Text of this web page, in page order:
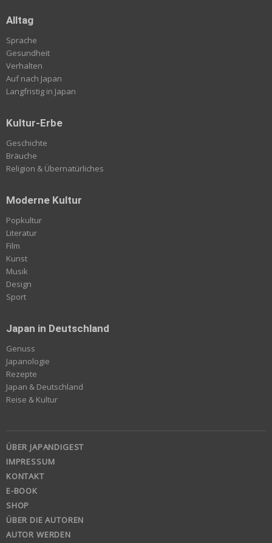
Alltag
Sprache
Gesundheit
Verhalten
Auf nach Japan
Langfristig in Japan
Kultur-Erbe
Geschichte
Bräuche
Religion & Übernatürliches
Moderne Kultur
Popkultur
Literatur
Film
Kunst
Musik
Design
Sport
Japan in Deutschland
Genuss
Japanologie
Rezepte
Japan & Deutschland
Reise & Kultur
ÜBER JAPANDIGEST
IMPRESSUM
KONTAKT
E-BOOK
SHOP
ÜBER DIE AUTOREN
AUTOR WERDEN